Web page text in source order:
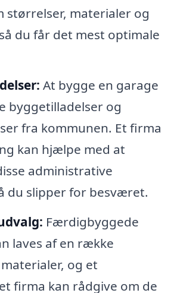
størrelser, materialer og
du får det mest optimale
At bygge en garage
byggetilladelser og
fra kommunen. Et firma
kan hjælpe med at
administrative
du slipper for besværet.
Færdigbyggede
laves af en række
og et
firma kan rådgive om de